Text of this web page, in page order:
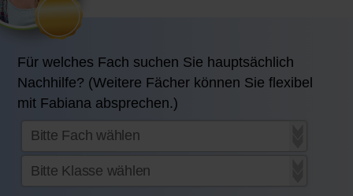
Für welches Fach suchen Sie hauptsächlich
Nachhilfe? (Weitere Fächer können Sie flexibel
mit Fabiana absprechen.)